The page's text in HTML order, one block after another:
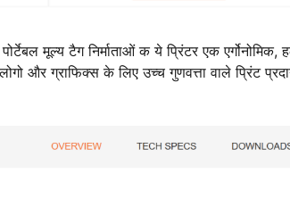
मूल्य टैग निर्माताओं क ये प्रिंटर एक एर्गोनोमिक,
और ग्राफिक्स के लिए उच्च गुणवत्ता वाले प्रिंट